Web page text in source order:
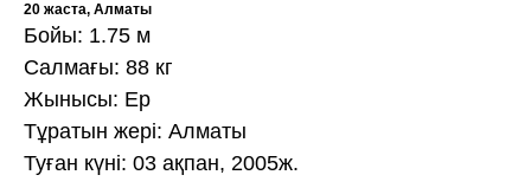
20 жаста, Алматы
Бойы: 1.75 м
Салмағы: 88 кг
Жынысы: Ер
Тұратын жері: Алматы
Туған күні: 03 ақпан, 2005ж.